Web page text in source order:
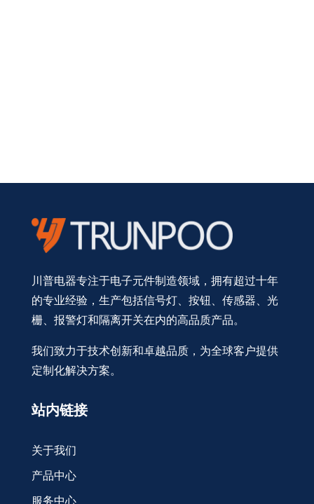
川普电器专注于电子元件制造领域，拥有超过十年
的专业经验，生产包括信号灯、按钮、传感器、光
栅、报警灯和隔离开关在内的高品质产品。
我们致力于技术创新和卓越品质，为全球客户提供
定制化解决方案。
站内链接
关于我们
产品中心
服务中心